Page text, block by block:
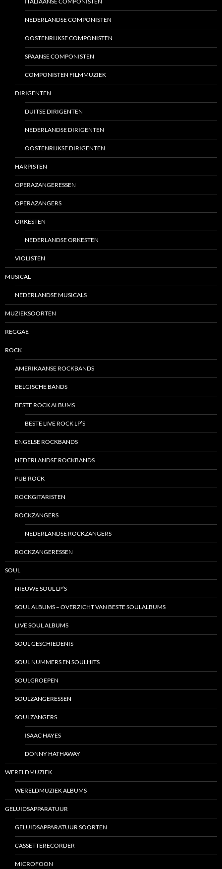
NEDERLANDSE COMPONISTEN
OOSTENRIJKSE COMPONISTEN
SPAANSE COMPONISTEN
COMPONISTEN FILMMUZIEK
DIRIGENTEN
DUITSE DIRIGENTEN
NEDERLANDSE DIRIGENTEN
OOSTENRIJKSE DIRIGENTEN
HARPISTEN
OPERAZANGERESSEN
OPERAZANGERS
ORKESTEN
NEDERLANDSE ORKESTEN
VIOLISTEN
MUSICAL
NEDERLANDSE MUSICALS
MUZIEKSOORTEN
REGGAE
ROCK
AMERIKAANSE ROCKBANDS
BELGISCHE BANDS
BESTE ROCK ALBUMS
BESTE LIVE ROCK LP’S
ENGELSE ROCKBANDS
NEDERLANDSE ROCKBANDS
PUB ROCK
ROCKGITARISTEN
ROCKZANGERS
NEDERLANDSE ROCKZANGERS
ROCKZANGERESSEN
SOUL
NIEUWE SOUL LP’S
SOUL ALBUMS – OVERZICHT VAN BESTE SOULALBUMS
LIVE SOUL ALBUMS
SOUL GESCHIEDENIS
SOUL NUMMERS EN SOULHITS
SOULGROEPEN
SOULZANGERESSEN
SOULZANGERS
ISAAC HAYES
DONNY HATHAWAY
WERELDMUZIEK
WERELDMUZIEK ALBUMS
GELUIDSAPPARATUUR
GELUIDSAPPARATUUR SOORTEN
CASSETTERECORDER
MICROFOON